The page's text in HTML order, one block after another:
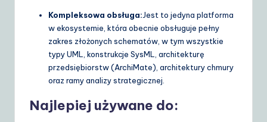
Kompleksowa obsługa:Jest to jedyna platforma
w ekosystemie, która obecnie obsługuje pełny
zakres złożonych schematów, w tym wszystkie
typy UML, konstrukcje SysML, architekturę
przedsiębiorstw (ArchiMate), architektury chmury
oraz ramy analizy strategicznej.
Najlepiej używane do: